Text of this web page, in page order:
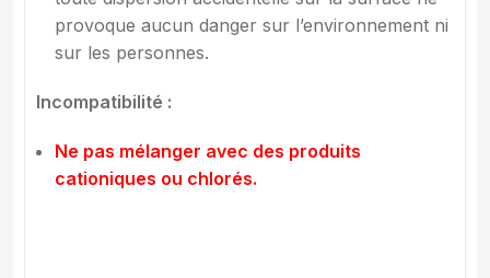
provoque aucun danger sur l’environnement ni
sur les personnes.
Incompatibilité :
Ne pas mélanger avec des produits
cationiques ou chlorés.